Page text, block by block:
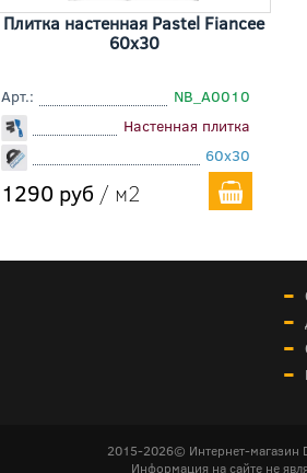
Плитка настенная Pastel Fiancee
60x30
Арт.:
NB_A0010
Настенная плитка
60x30
1290 руб / м2
2015-2026© Интернет-магазин
Информация на сайте не